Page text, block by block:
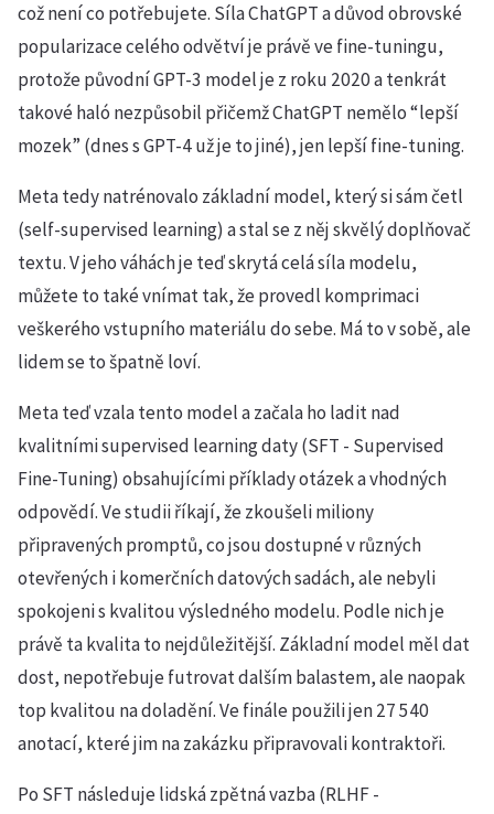
což není co potřebujete. Síla ChatGPT a důvod obrovské
popularizace celého odvětví je právě ve fine-tuningu,
protože původní GPT-3 model je z roku 2020 a tenkrát
takové haló nezpůsobil přičemž ChatGPT nemělo “lepší
mozek” (dnes s GPT-4 už je to jiné), jen lepší fine-tuning.
Meta tedy natrénovalo základní model, který si sám četl
(self-supervised learning) a stal se z něj skvělý doplňovač
textu. V jeho váhách je teď skrytá celá síla modelu,
můžete to také vnímat tak, že provedl komprimaci
veškerého vstupního materiálu do sebe. Má to v sobě, ale
lidem se to špatně loví.
Meta teď vzala tento model a začala ho ladit nad
kvalitními supervised learning daty (SFT - Supervised
Fine-Tuning) obsahujícími příklady otázek a vhodných
odpovědí. Ve studii říkají, že zkoušeli miliony
připravených promptů, co jsou dostupné v různých
otevřených i komerčních datových sadách, ale nebyli
spokojeni s kvalitou výsledného modelu. Podle nich je
právě ta kvalita to nejdůležitější. Základní model měl dat
dost, nepotřebuje futrovat dalším balastem, ale naopak
top kvalitou na doladění. Ve finále použili jen 27 540
anotací, které jim na zakázku připravovali kontraktoři.
Po SFT následuje lidská zpětná vazba (RLHF -